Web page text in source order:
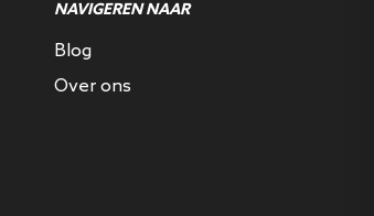
NAVIGEREN NAAR
Blog
Over ons